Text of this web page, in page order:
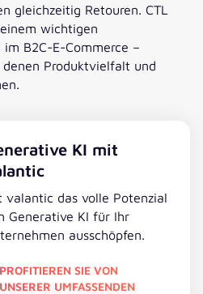
gleichzeitig Retouren. CTL
wichtigen
B2C-E-Commerce –
Produktvielfalt und
KI mit
valantic das volle Potenzial
Generative KI für Ihr
ausschöpfen.
PROFITIEREN SIE VON
UNSERER UMFASSENDEN